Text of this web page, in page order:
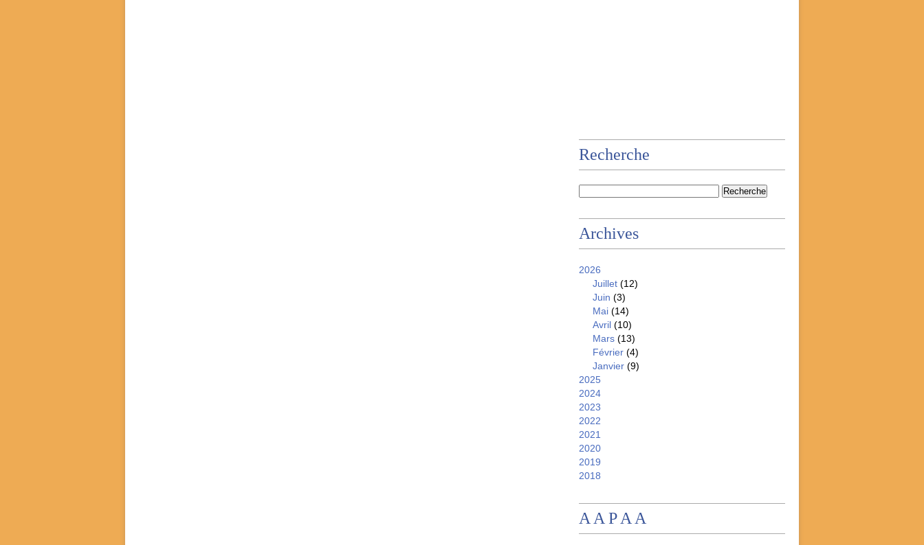
Recherche
Archives
2026
Juillet (12)
Juin (3)
Mai (14)
Avril (10)
Mars (13)
Février (4)
Janvier (9)
2025
2024
2023
2022
2021
2020
2019
2018
A A P A A